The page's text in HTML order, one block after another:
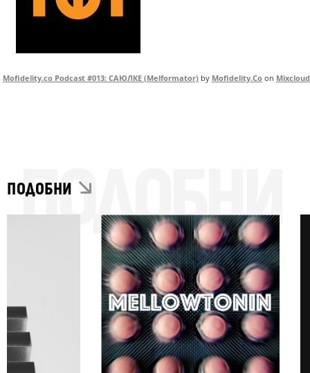
Mofidelity.co Podcast #013: САЮЛКЕ (Melformator) by Mofidelity.Co on Mixcloud
ПОДОБНИ
ПОДОБНИ